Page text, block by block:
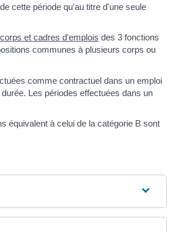
cette période qu'au titre d'une seule
et cadres d'emplois des 3 fonctions
communes à plusieurs corps ou
comme contractuel dans un emploi
Les périodes effectuées dans un
équivalent à celui de la catégorie B sont